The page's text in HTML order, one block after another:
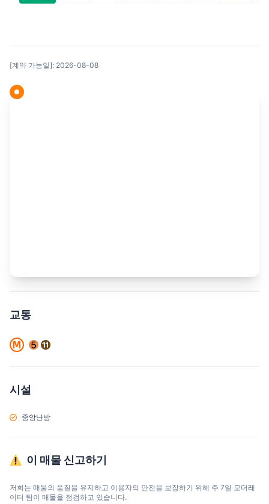
[계약 가능일]: 2026-08-08
교통
시설
중앙난방
이 매물 신고하기
저희는 매물의 품질을 유지하고 이용자의 안전을 보장하기 위해 주 7일 모더레
이터 팀이 매물을 점검하고 있습니다.